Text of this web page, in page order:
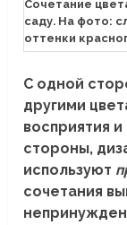
Сочетание
саду. На фото:
оттенки
С одной
другими
восприятия и
стороны,
используют
сочетания